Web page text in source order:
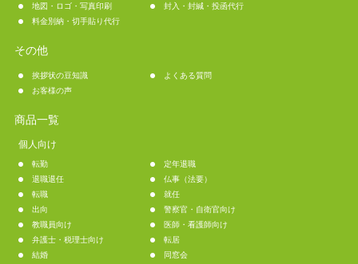
地図・ロゴ・写真印刷
封入・封緘・投函代行
料金別納・切手貼り代行
その他
挨拶状の豆知識
よくある質問
お客様の声
商品一覧
個人向け
転勤
定年退職
退職退任
仏事（法要）
転職
就任
出向
警察官・自衛官向け
教職員向け
医師・看護師向け
弁護士・税理士向け
転居
結婚
同窓会